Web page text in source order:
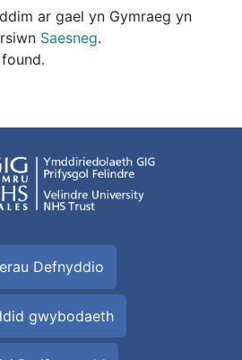
ar gael yn Gymraeg yn
Saesneg.
Defnyddio
gwybodaeth